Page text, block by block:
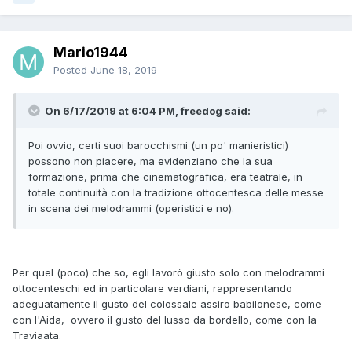
Mario1944
Posted June 18, 2019
On 6/17/2019 at 6:04 PM, freedog said:
Poi ovvio, certi suoi barocchismi (un po' manieristici)
possono non piacere, ma evidenziano che la sua
formazione, prima che cinematografica, era teatrale, in
totale continuità con la tradizione ottocentesca delle messe
in scena dei melodrammi (operistici e no).
Per quel (poco) che so, egli lavorò giusto solo con melodrammi
ottocenteschi ed in particolare verdiani, rappresentando
adeguatamente il gusto del colossale assiro babilonese, come
con l'Aida, ovvero il gusto del lusso da bordello, come con la
Traviaata.